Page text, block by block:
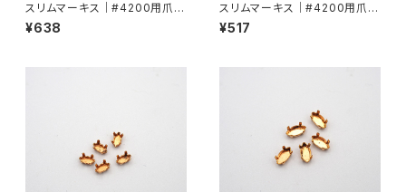
スリムマーキス｜#4200用爪11
mmx3mm
¥638
スリムマーキス｜#4200用爪15
mmx4mm
¥517